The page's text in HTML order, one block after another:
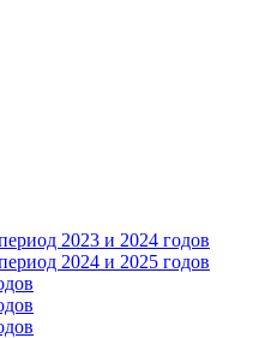
2023 и 2024 годов
2024 и 2025 годов